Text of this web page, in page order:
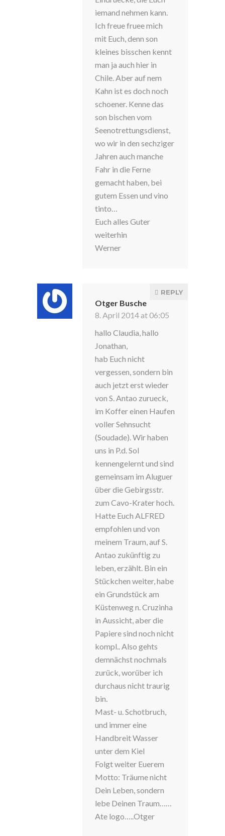
iemand nehmen kann.
Ich freue fruee mich
mit Euch, denn son
kleines bisschen kennt
man ja auch hier in
Chile. Aber auf nem
Kahn ist es doch noch
schoener. Kenne das
son bischen vom
Seenotrettungsdienst,
wo wir in den sechziger
Jahren auch manche
Fahr in die Ferne
gemacht haben, bei
gutem Essen und vino
tinto…
Euch alles Guter
weiterhin
Werner
Otger Busche
8. April 2014 at 06:05
REPLY
hallo Claudia, hallo
Jonathan,
hab Euch nicht
vergessen, sondern bin
auch jetzt erst wieder
von S. Antao zurueck,
im Koffer einen Haufen
voller Sehnsucht
(Soudade). Wir haben
uns in P.d. Sol
kennengelernt und sind
gemeinsam im Aluguer
über die Gebirgsstr.
zum Cavo-Krater hoch.
Hatte Euch ALFRED
empfohlen und von
meinem Traum, auf S.
Antao zukünftig zu
leben, erzählt. Bin ein
Stückchen weiter, habe
ein Grundstück am
Küstenweg n. Cruzinha
in Aussicht, aber die
Papiere sind noch nicht
kompl.. Also gehts
demnächst nochmals
zurück, worüber ich
durchaus nicht traurig
bin.
Mast- u. Schotbruch,
und immer eine
Handbreit Wasser
unter dem Kiel
Folgt weiter Euerem
Motto: Träume nicht
Dein Leben, sondern
lebe Deinen Traum……
Ate logo…..Otger